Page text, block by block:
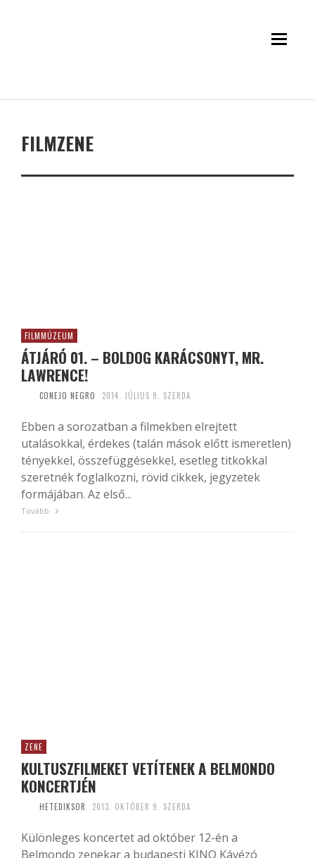
FILMZENE
FILMMÚZEUM
ÁTJÁRÓ 01. – BOLDOG KARÁCSONYT, MR.
LAWRENCE!
CONEJO NEGRO 2014. JÚLIUS 9. SZERDA
Ebben a sorozatban a filmekben elrejtett
utalásokkal, érdekes (talán mások előtt ismeretlen)
tényekkel, összefüggésekkel, esetleg titkokkal
szeretnék foglalkozni, rövid cikkek, jegyzetek
formájában. Az első...
Tovább
ZENE
KULTUSZFILMEKET VETÍTENEK A BELMONDO
KONCERTJÉN
HETEDIKSOR 2013. OKTÓBER 9. SZERDA
Különleges koncertet ad október 12-én a
Belmondo zenekar a budapesti KINO Kávézó